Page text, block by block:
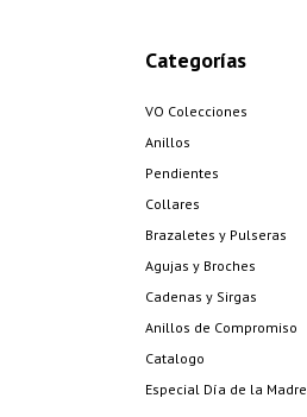
Categorías
VO Colecciones
Anillos
Pendientes
Collares
Brazaletes y Pulseras
Agujas y Broches
Cadenas y Sirgas
Anillos de Compromiso
Catalogo
Especial Día de la Madre